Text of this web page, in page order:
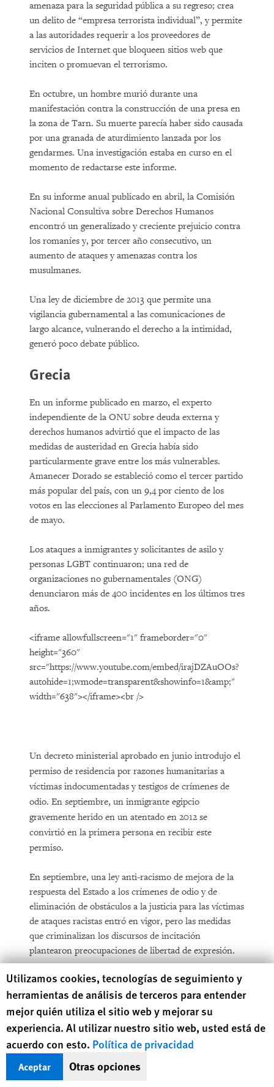
amenaza para la seguridad pública a su regreso; crea
un delito de “empresa terrorista individual”, y permite
a las autoridades requerir a los proveedores de
servicios de Internet que bloqueen sitios web que
inciten o promuevan el terrorismo.
En octubre, un hombre murió durante una
manifestación contra la construcción de una presa en
la zona de Tarn. Su muerte parecía haber sido causada
por una granada de aturdimiento lanzada por los
gendarmes. Una investigación estaba en curso en el
momento de redactarse este informe.
En su informe anual publicado en abril, la Comisión
Nacional Consultiva sobre Derechos Humanos
encontró un generalizado y creciente prejuicio contra
los romaníes y, por tercer año consecutivo, un
aumento de ataques y amenazas contra los
musulmanes.
Una ley de diciembre de 2013 que permite una
vigilancia gubernamental a las comunicaciones de
largo alcance, vulnerando el derecho a la intimidad,
generó poco debate público.
Grecia
En un informe publicado en marzo, el experto
independiente de la ONU sobre deuda externa y
derechos humanos advirtió que el impacto de las
medidas de austeridad en Grecia había sido
particularmente grave entre los más vulnerables.
Amanecer Dorado se estableció como el tercer partido
más popular del país, con un 9,4 por ciento de los
votos en las elecciones al Parlamento Europeo del mes
de mayo.
Los ataques a inmigrantes y solicitantes de asilo y
personas LGBT continuaron; una red de
organizaciones no gubernamentales (ONG)
denunciaron más de 400 incidentes en los últimos tres
años.
<iframe allowfullscreen="1" frameborder="0"
height="360"
src="https://www.youtube.com/embed/irajDZAuOOs?
autohide=1;wmode=transparent&showinfo=1&amp;"
width="638"></iframe><br />
Un decreto ministerial aprobado en junio introdujo el
permiso de residencia por razones humanitarias a
víctimas indocumentadas y testigos de crímenes de
odio. En septiembre, un inmigrante egipcio
gravemente herido en un atentado en 2012 se
convirtió en la primera persona en recibir este
permiso.
En septiembre, una ley anti-racismo de mejora de la
respuesta del Estado a los crímenes de odio y de
eliminación de obstáculos a la justicia para las víctimas
de ataques racistas entró en vigor, pero las medidas
que criminalizan los discursos de incitación
plantearon preocupaciones de libertad de expresión.
En abril, dos hombres fueron condenados a cadena
perpetua por el asesinato en Atenas en enero de 2013
de un trabajador paquistaní. El tribunal no clasificó el
crimen como un acto motivado por cuestiones
raciales.
Se espera que el juicio sobre el asesinato en
septiembre de 2013 del rapero antifascista Pavlos
Human Rights Watch cookie preferences
Utilizamos cookies, tecnologías de seguimiento y
herramientas de análisis de terceros para entender
mejor quién utiliza el sitio web y mejorar su
experiencia. Al utilizar nuestro sitio web, usted está de
acuerdo con esto. Política de privacidad
Aceptar Otras opciones